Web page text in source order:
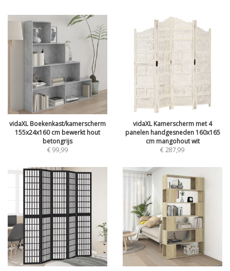
vidaXL Boekenkast/kamerscherm
155x24x160 cm bewerkt hout
betongrijs
€99,99
vidaXL Kamerscherm met 4
panelen handgesneden 160x165
cm mangohout wit
€287,99